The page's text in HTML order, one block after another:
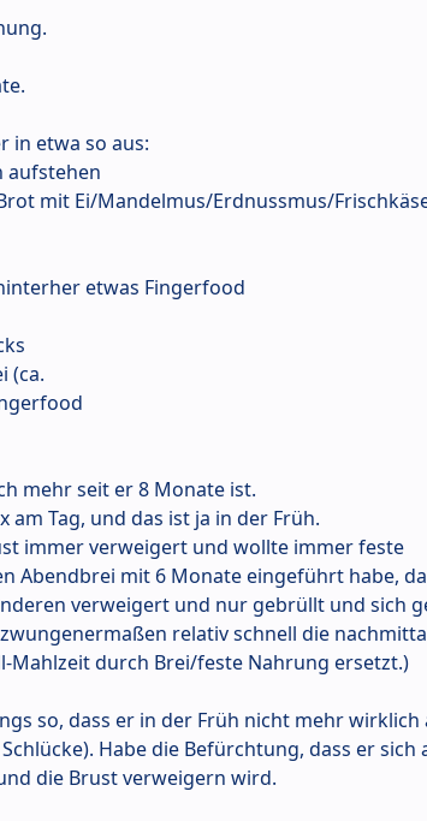
in etwa so aus:
aufstehen
mit Ei/Mandelmus/Erdnussmus/
etwas Fingerfood
(ca.
mehr seit er 8 Monate ist.
am Tag, und das ist ja in der Früh.
immer verweigert und wollte immer feste
Abendbrei mit 6 Monate eingeführt habe,
verweigert und nur gebrüllt und sich
relativ schnell die
Mahlzeit durch Brei/feste Nahrung ersetzt.)
so, dass er in der Früh nicht mehr
Habe die Befürchtung, dass er sich
die Brust verweigern wird.